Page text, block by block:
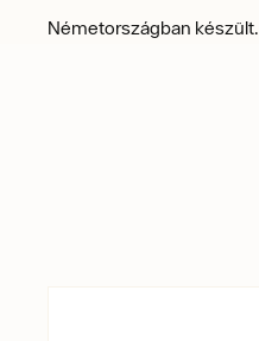
Németországban készült.